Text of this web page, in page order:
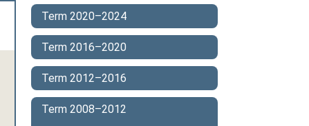
Term 2020–2024
Term 2016–2020
Term 2012–2016
Term 2008–2012